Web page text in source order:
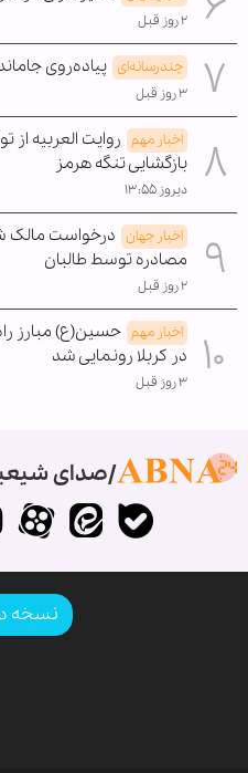
۲ روز قبل
چندرسانه‌ای پیاده‌روی
۳ روز قبل
اخبار مهم روایت العربیه از
بازگشایی تنگه هرمز
دیروز ۱۳:۵۵
اخبار جهان درخواست مالک
مصادره توسط طالبان
۲ روز قبل
اخبار مهم حسین(ع) مبارز
در کربلا رونمایی شد
۳ روز قبل
صدای
نسخه